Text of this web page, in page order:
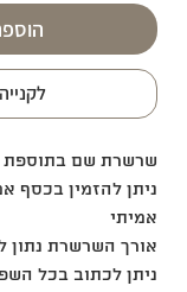
שרשרת שם בתוספת
אמיתי
אורך השרשרת נתון
ניתן לכתוב בכל